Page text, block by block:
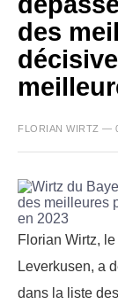
des
FLORIAN WIRTZ —
Florian Wirtz,
Leverkusen, a
dans la liste